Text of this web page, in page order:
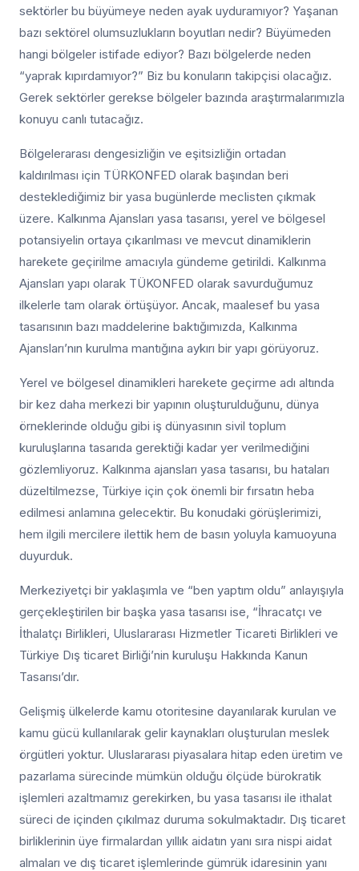
sektörler bu büyümeye neden ayak uyduramıyor? Yaşanan
bazı sektörel olumsuzlukların boyutları nedir? Büyümeden
hangi bölgeler istifade ediyor? Bazı bölgelerde neden
“yaprak kıpırdamıyor?” Biz bu konuların takipçisi olacağız.
Gerek sektörler gerekse bölgeler bazında araştırmalarımızla
konuyu canlı tutacağız.
Bölgelerarası dengesizliğin ve eşitsizliğin ortadan
kaldırılması için TÜRKONFED olarak başından beri
desteklediğimiz bir yasa bugünlerde meclisten çıkmak
üzere. Kalkınma Ajansları yasa tasarısı, yerel ve bölgesel
potansiyelin ortaya çıkarılması ve mevcut dinamiklerin
harekete geçirilme amacıyla gündeme getirildi. Kalkınma
Ajansları yapı olarak TÜKONFED olarak savurduğumuz
ilkelerle tam olarak örtüşüyor. Ancak, maalesef bu yasa
tasarısının bazı maddelerine baktığımızda, Kalkınma
Ajansları’nın kurulma mantığına aykırı bir yapı görüyoruz.
Yerel ve bölgesel dinamikleri harekete geçirme adı altında
bir kez daha merkezi bir yapının oluşturulduğunu, dünya
örneklerinde olduğu gibi iş dünyasının sivil toplum
kuruluşlarına tasarıda gerektiği kadar yer verilmediğini
gözlemliyoruz. Kalkınma ajansları yasa tasarısı, bu hataları
düzeltilmezse, Türkiye için çok önemli bir fırsatın heba
edilmesi anlamına gelecektir. Bu konudaki görüşlerimizi,
hem ilgili mercilere ilettik hem de basın yoluyla kamuoyuna
duyurduk.
Merkeziyetçi bir yaklaşımla ve “ben yaptım oldu” anlayışıyla
gerçekleştirilen bir başka yasa tasarısı ise, “İhracatçı ve
İthalatçı Birlikleri, Uluslararası Hizmetler Ticareti Birlikleri ve
Türkiye Dış ticaret Birliği’nin kuruluşu Hakkında Kanun
Tasarısı’dır.
Gelişmiş ülkelerde kamu otoritesine dayanılarak kurulan ve
kamu gücü kullanılarak gelir kaynakları oluşturulan meslek
örgütleri yoktur. Uluslararası piyasalara hitap eden üretim ve
pazarlama sürecinde mümkün olduğu ölçüde bürokratik
işlemleri azaltmamız gerekirken, bu yasa tasarısı ile ithalat
süreci de içinden çıkılmaz duruma sokulmaktadır. Dış ticaret
birliklerinin üye firmalardan yıllık aidatın yanı sıra nispi aidat
almaları ve dış ticaret işlemlerinde gümrük idaresinin yanı